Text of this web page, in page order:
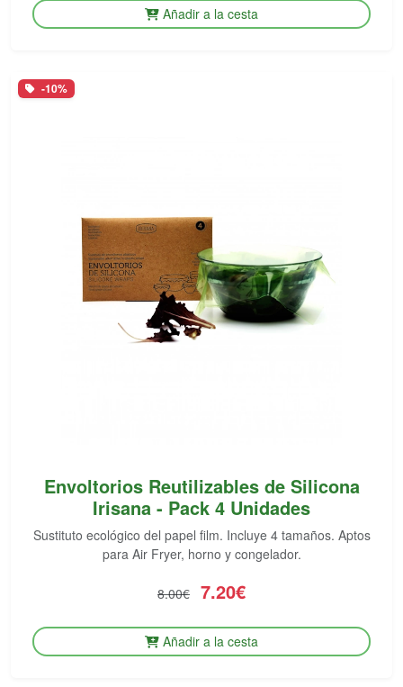
Añadir a la cesta
-10%
Envoltorios Reutilizables de Silicona
Irisana - Pack 4 Unidades
Sustituto ecológico del papel film. Incluye 4 tamaños. Aptos
para Air Fryer, horno y congelador.
8.00€ 7.20€
Añadir a la cesta